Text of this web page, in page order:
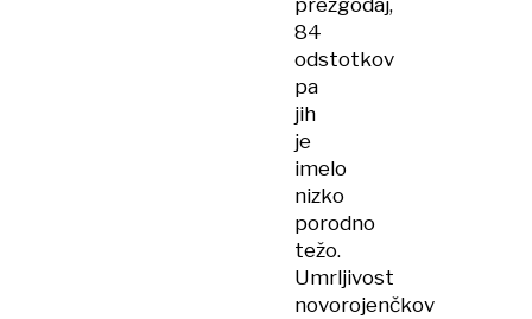
prezgodaj,
84
odstotkov
pa
jih
je
imelo
nizko
porodno
težo.
Umrljivost
novorojenčkov